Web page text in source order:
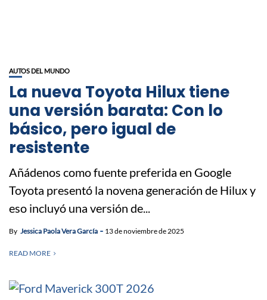
AUTOS DEL MUNDO
La nueva Toyota Hilux tiene
una versión barata: Con lo
básico, pero igual de
resistente
Añádenos como fuente preferida en Google
Toyota presentó la novena generación de Hilux y
eso incluyó una versión de...
By Jessica Paola Vera García 13 de noviembre de 2025
READ MORE